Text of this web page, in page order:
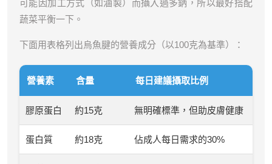
可能因加工方式（如滷製）而攝入過多鈉，所以最好搭配
蔬菜平衡一下。
下面用表格列出烏魚腱的營養成分（以100克為基準）：
營養素 含量 每日建議攝取比例
膠原蛋白 約15克 無明確標準，但助皮膚健康
蛋白質 約18克 佔成人每日需求的30%